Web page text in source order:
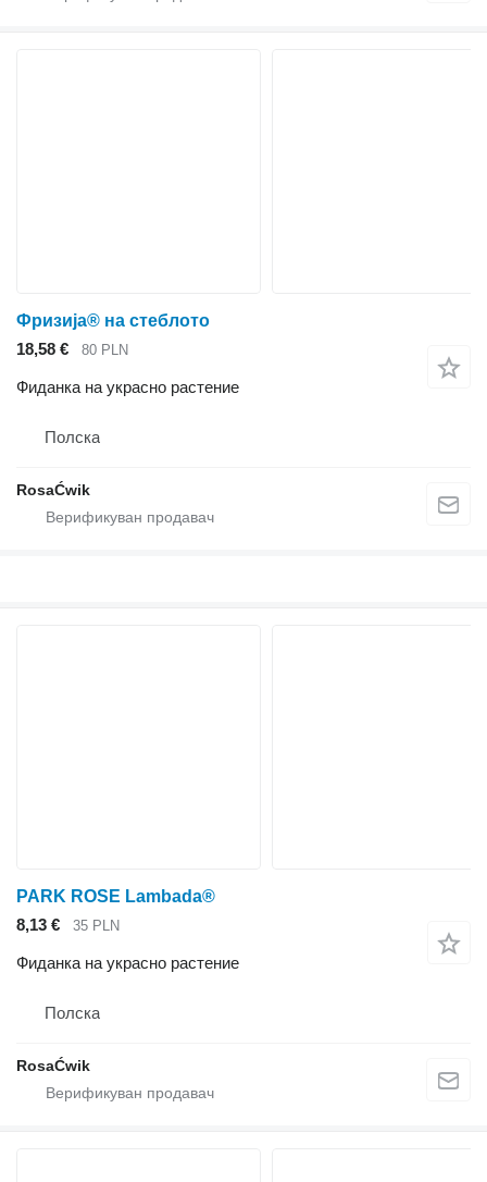
Фризија® на стеблото
18,58 €
80 PLN
Фиданка на украсно растение
Полска
RosaĆwik
PARK ROSE Lambada®
8,13 €
35 PLN
Фиданка на украсно растение
Полска
RosaĆwik